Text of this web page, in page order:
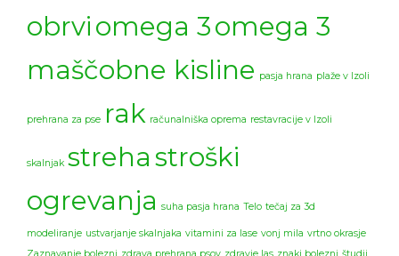
obrvi omega 3omega 3
maščobne kisline pasja hrana plaže v Izoli
prehrana za pse rak računalniška oprema restavracije v Izoli
skalnjak streha stroški
ogrevanja suha pasja hrana Telo tečaj za 3d
modeliranje ustvarjanje skalnjaka vitamini za lase vonj mila vrtno okrasje